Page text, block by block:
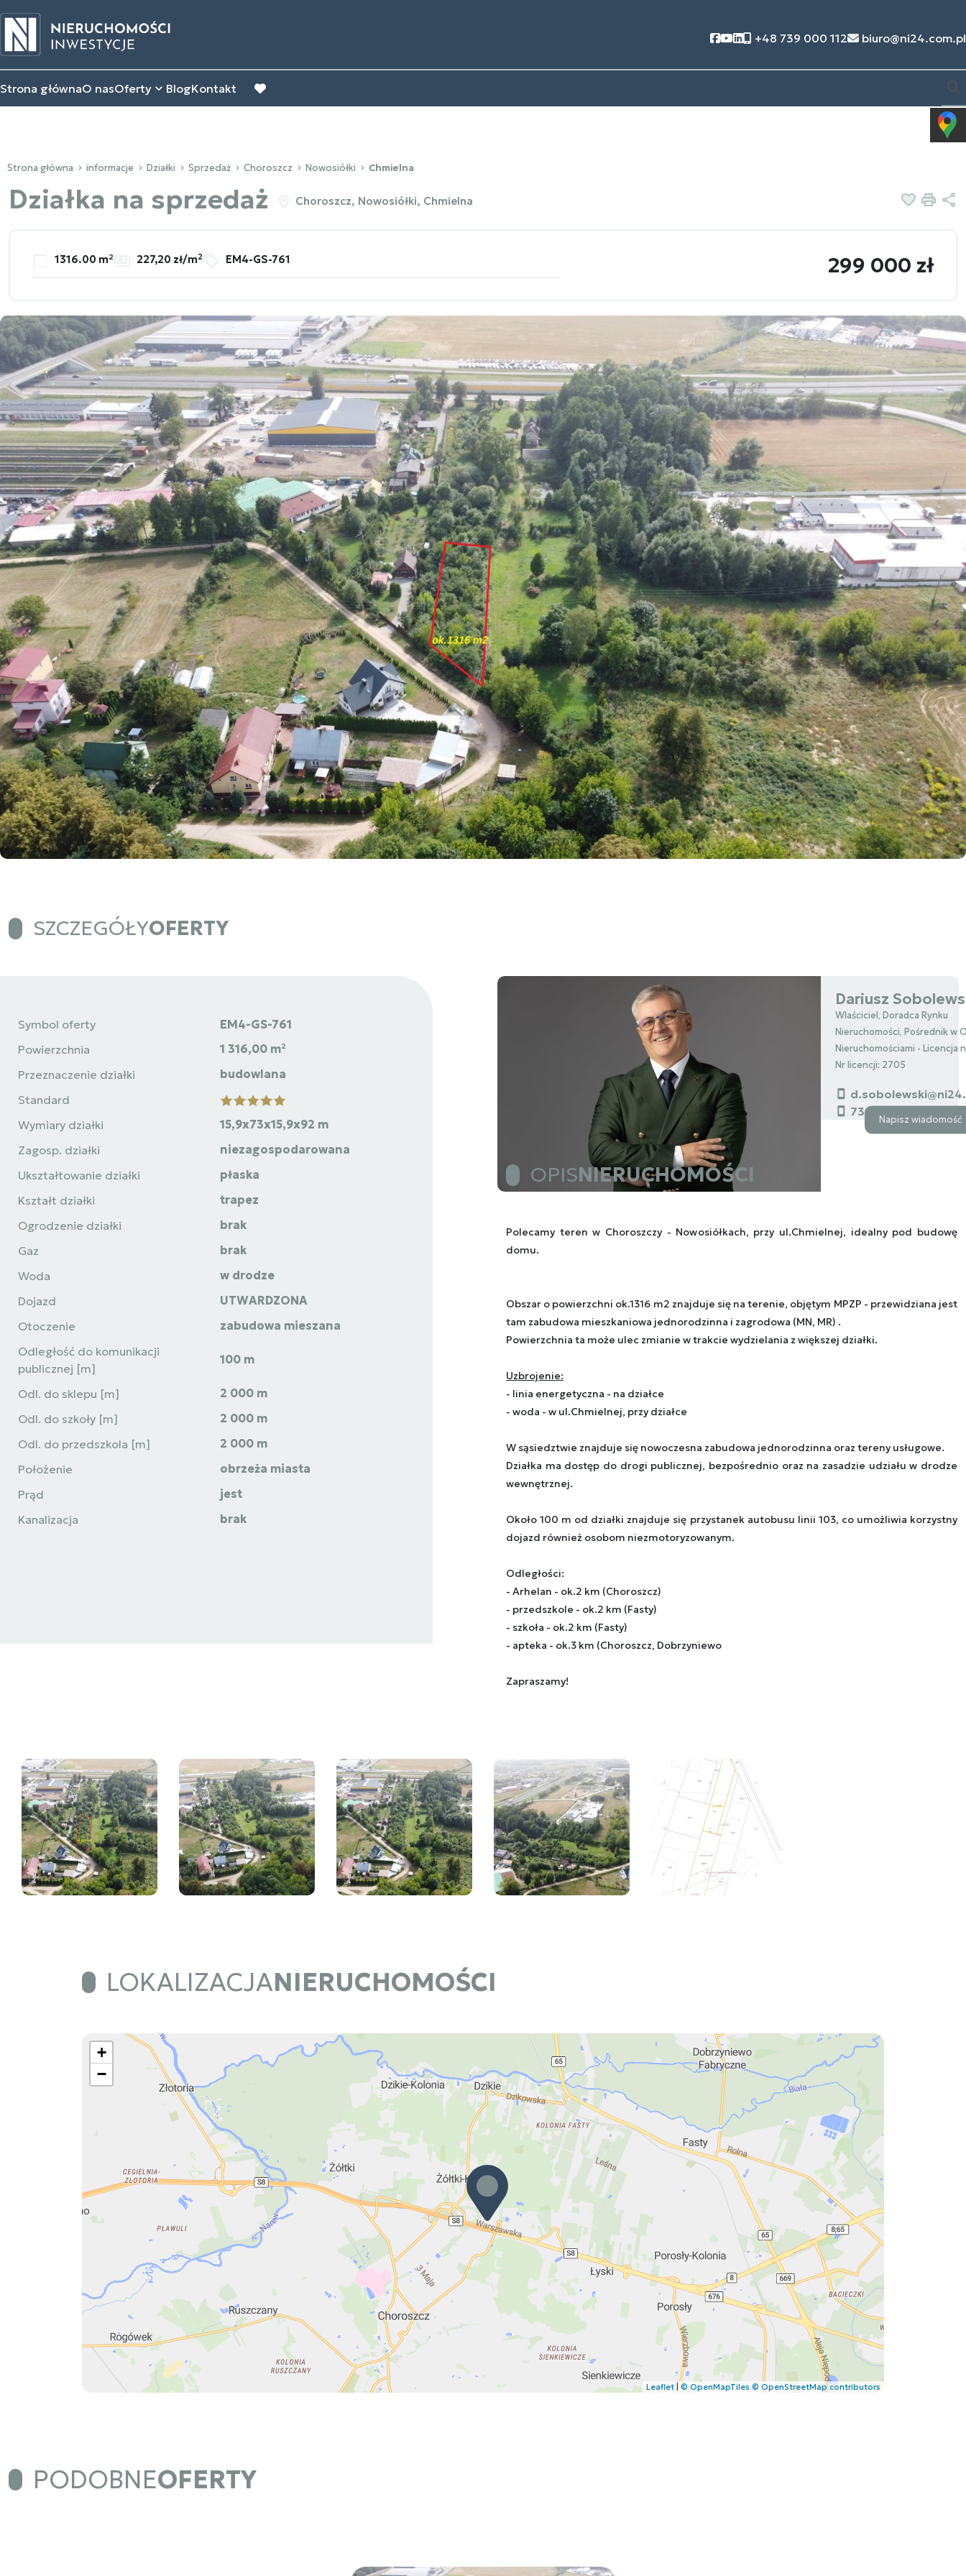
Social link
Social link
Social link
+48 739 000 112 biuro@ni24.com.pl
Strona głównaO nasOferty BlogKontakt
favorite
Strona główna informacje Działki Sprzedaż Choroszcz Nowosiółki Chmielna
Działka na sprzedaż Choroszcz, Nowosiółki, Chmielna Dodaj
1316.00 m² 227,20 zł/m2 EM4-GS-761 299 000 zł
SZCZEGÓŁYOFERTY
Symbol oferty
EM4-GS-761
Powierzchnia
1 316,00 m²
Przeznaczenie działki
budowlana
Standard
Wymiary działki
15,9x73x15,9x92 m
Zagosp. działki
niezagospodarowana
Ukształtowanie działki
płaska
Kształt działki
trapez
Ogrodzenie działki
brak
Gaz
brak
Woda
w drodze
Dojazd
UTWARDZONA
Otoczenie
zabudowa mieszana
Odległość do komunikacji
publicznej [m]
100 m
Odl. do sklepu [m]
2 000 m
Odl. do szkoły [m]
2 000 m
Odl. do przedszkola [m]
2 000 m
Położenie
obrzeża miasta
Prąd
jest
Kanalizacja
brak
Dariusz
Wlaściciel, Doradca Rynku
Nieruchomości, Pośrednik w
Nieruchomościami - Licencja
Nr licencji: 2705
739000112
Napisz wiadomość
OPISNIERUCHOMOŚCI
Polecamy teren w Choroszczy - Nowosiółkach, przy ul.Chmielnej, idealny pod budowę
domu.
Obszar o powierzchni ok.1316 m2 znajduje się na terenie, objętym MPZP - przewidziana jest
tam zabudowa mieszkaniowa jednorodzinna i zagrodowa (MN, MR) .
Powierzchnia ta może ulec zmianie w trakcie wydzielania z większej działki.
Uzbrojenie:
- linia energetyczna - na działce
- woda - w ul.Chmielnej, przy działce
W sąsiedztwie znajduje się nowoczesna zabudowa jednorodzinna oraz tereny usługowe.
Działka ma dostęp do drogi publicznej, bezpośrednio oraz na zasadzie udziału w drodze
wewnętrznej.
Około 100 m od działki znajduje się przystanek autobusu linii 103, co umożliwia korzystny
dojazd również osobom niezmotoryzowanym.
Odległości:
- Arhelan - ok.2 km (Choroszcz)
- przedszkole - ok.2 km (Fasty)
- szkoła - ok.2 km (Fasty)
- apteka - ok.3 km (Choroszcz, Dobrzyniewo
Zapraszamy!
LOKALIZACJANIERUCHOMOŚCI
+
−
Leaflet | © OpenMapTiles © OpenStreetMap contributors
PODOBNEOFERTY